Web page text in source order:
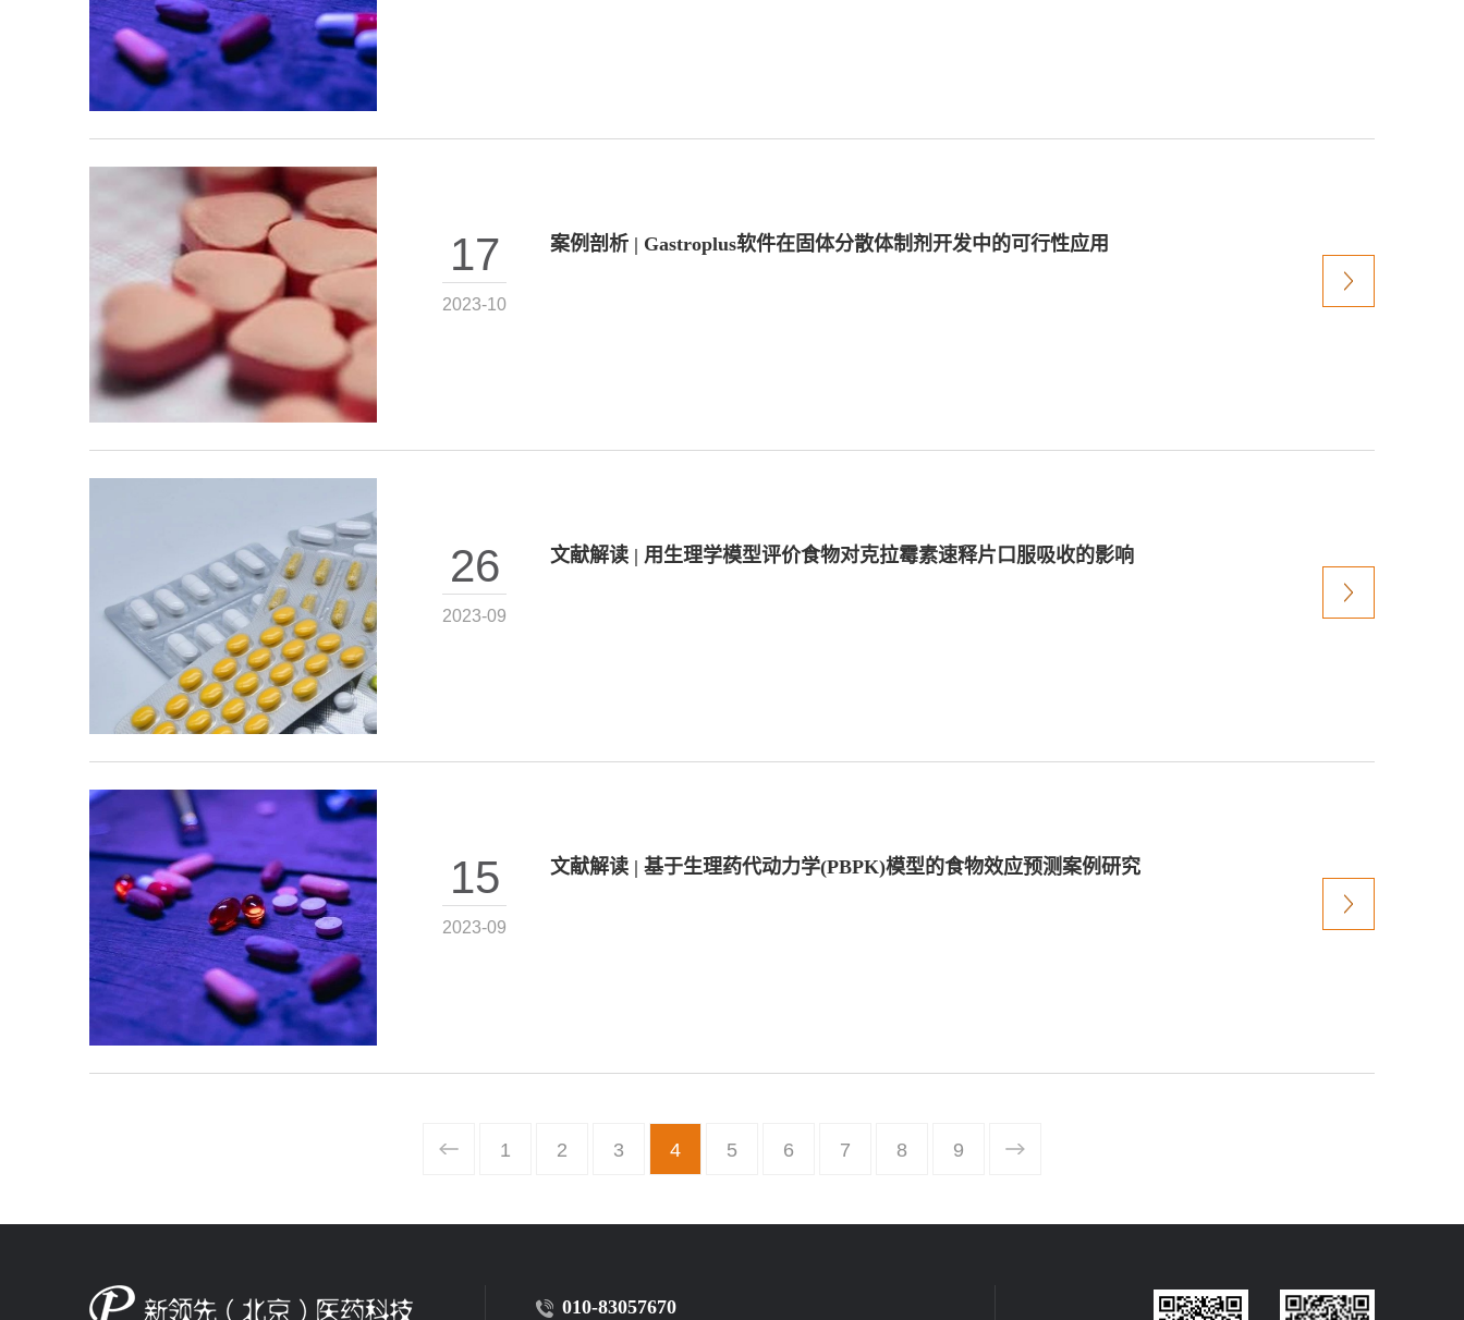
17
2023-10
案例剖析 | Gastroplus软件在固体分散体制剂开发中的可行性应用
26
2023-09
文献解读 | 用生理学模型评价食物对克拉霉素速释片口服吸收的影响
15
2023-09
文献解读 | 基于生理药代动力学(PBPK)模型的食物效应预测案例研究
1 2 3 4 5 6 7 8 9
010-83057670